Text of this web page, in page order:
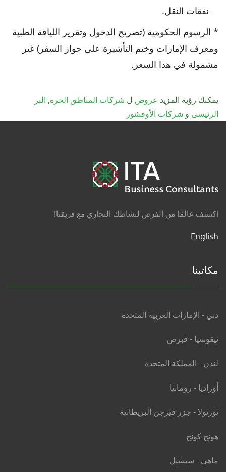
نفقات النقل.
* الرسوم الحكومية (تصريح الدخول وتقرير اللياقة الطبية
ومعرف الإمارات وختم التأشيرة على جواز السفر) غير
مشمولة في هذا السعر.
يمكنك رؤية المزيد عروض ل شركات المناطق الحرة, البر
الرئيسى و شركات الأوفشور
اكتشف عالمًا من الفرص لنشاطك التجاري مع فريقنا!
English
مكاتبنا
دبي - الإمارات العربية المتحدة
نيقوسيا - قبرص
لندن - المملكة المتحدة
أوراديا - رومانيا
تورتولا - جزر فيرجن البريطانية
هونج كونج
ماهي - سيشيل